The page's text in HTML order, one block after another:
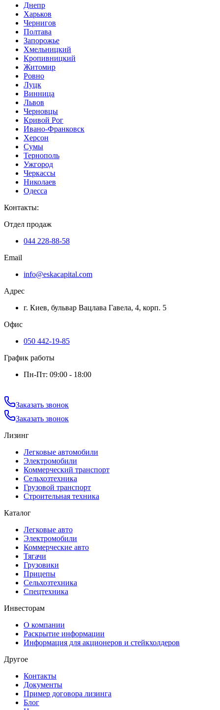
Днепр
Харьков
Чернигов
Полтава
Запорожье
Хмельницкий
Кропивницкий
Житомир
Ровно
Луцк
Винница
Львов
Черновцы
Кривой Рог
Ивано-Франковск
Херсон
Сумы
Тернополь
Ужгород
Черкассы
Николаев
Одесса
Контакты:
Отдел продаж
044 228-88-58
Email
info@eskacapital.com
Адрес
г. Киев, бульвар Вацлава Гавела, 4, корп. 5
Офис
050 442-19-85
График работы
Пн-Пт: 09:00 - 18:00
Заказать звонок
Заказать звонок
Лизинг
Легковые автомобили
Электромобили
Коммерческий транспорт
Сельхозтехника
Грузовой транспорт
Строительная техника
Каталог
Легковые авто
Электромобили
Коммерческие авто
Тягачи
Грузовики
Прицепы
Сельхозтехника
Спецтехника
Инвесторам
О компании
Раскрытие информации
Информация для акционеров и стейкхолдеров
Другое
Контакты
Документы
Пример договора лизинга
Блог